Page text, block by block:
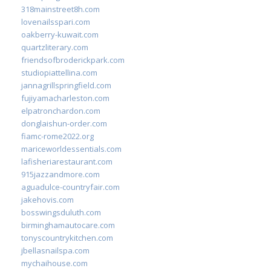
318mainstreet8h.com
lovenailsspari.com
oakberry-kuwait.com
quartzliterary.com
friendsofbroderickpark.com
studiopiattellina.com
jannagrillspringfield.com
fujiyamacharleston.com
elpatronchardon.com
donglaishun-order.com
fiamc-rome2022.org
mariceworldessentials.com
lafisheriarestaurant.com
915jazzandmore.com
aguadulce-countryfair.com
jakehovis.com
bosswingsduluth.com
birminghamautocare.com
tonyscountrykitchen.com
jbellasnailspa.com
mychaihouse.com